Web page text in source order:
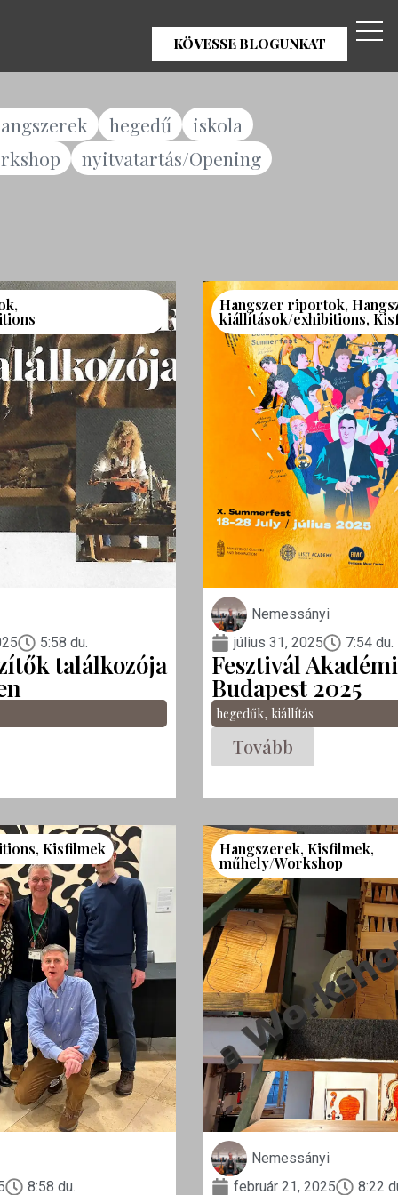
KÖVESSE BLOGUNKAT
hegedű
iskola
nyitvatartás/Opening
,
5:58 du.
találkozója
Hangszer riportok,
kiállítások/exhibitions,
Nemessányi
július 31, 2025
7:54 du.
Fesztivál
Budapest 2025
hegedűk, kiállítás
Tovább
, Kisfilmek
8:58 du.
Hangszerek, Kisfilmek,
műhely/Workshop
Nemessányi
február 21, 2025
8:22